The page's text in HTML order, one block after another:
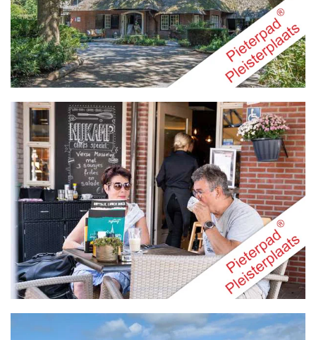
MEER INFO
MEER INFO